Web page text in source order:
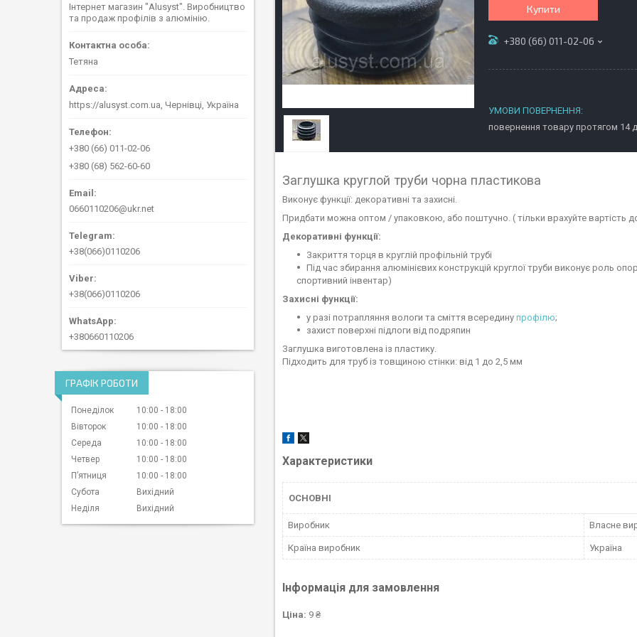
Купити
+380 (66) 011-02-06
повернення товару протягом 14
Заглушка круглой труби чорна пластикова
Виконує функції: декоративні та захисні.
Придбати можна оптом / упаковкою, або поштучно. ( тільки врахуйте вартість
Декоративні функції:
Закриття торця в круглій профільній трубі
Під час збирання алюмінієвих конструкцій круглої труби виконує роль
спортивний інвентар)
Захисні функції:
у разі потрапляння вологи та сміття всередину профілю;
захист поверхні підлоги від подряпин
Заглушка виготовлена із пластику.
Підходить для труб із товщиною стінки: від 1 до 2,5 мм
Характеристики
ОСНОВНІ
Виробник Власне
Країна виробник Україна
Інформація для замовлення
Ціна: 9 ₴
Інтернет магазин "Alusyst". Виробництво
та продаж профілів з алюмінію.
Тетяна
https://alusyst.com.ua, Чернівці, Україна
+380 (66) 011-02-06
+380 (68) 562-60-60
0660110206@ukr.net
+38(066)0110206
+38(066)0110206
+380660110206
ГРАФІК РОБОТИ
Понеділок 10:00
18:00
Вівторок
10:00
18:00
Середа
10:00
18:00
Четвер
10:00
18:00
Пʼятниця
10:00
18:00
Субота
Вихідний
Неділя
Вихідний